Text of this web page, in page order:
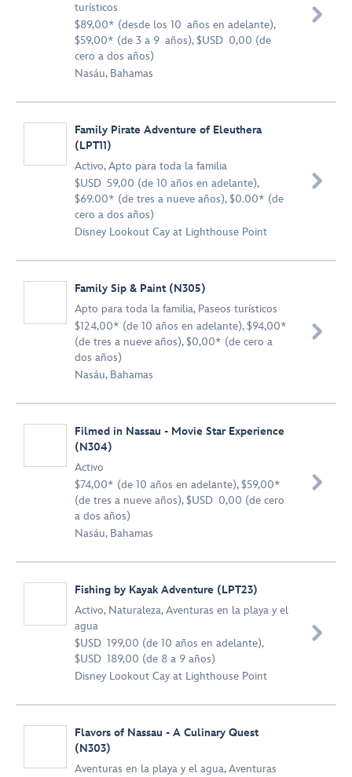
turísticos
$89,00* (desde los 10 años en adelante),
$59,00* (de 3 a 9 años), $USD 0,00 (de
cero a dos años)
Nasáu, Bahamas

Family Pirate Adventure of Eleuthera
(LPT11)
Activo,Apto para toda la familia
$USD 59,00 (de 10 años en adelante),
$69.00* (de tres a nueve años), $0.00* (de
cero a dos años)
Disney Lookout Cay at Lighthouse Point

Family Sip & Paint (N305)
Apto para toda la familia, Paseos turísticos
$124,00* (de 10 años en adelante), $94,00*
(de tres a nueve años), $0,00* (de cero a
dos años)
Nasáu, Bahamas

Filmed in Nassau - Movie Star Experience
(N304)
Activo
$74,00* (de 10 años en adelante), $59,00*
(de tres a nueve años), $USD 0,00 (de cero
a dos años)
Nasáu, Bahamas

Fishing by Kayak Adventure (LPT23)
Activo, Naturaleza,Aventuras en la playa y el
agua
$USD 199,00 (de 10 años en adelante),
$USD 189,00 (de 8 a 9 años)
Disney Lookout Cay at Lighthouse Point

Flavors of Nassau - A Culinary Quest
(N303)
Aventuras en la playa y el agua,Aventuras